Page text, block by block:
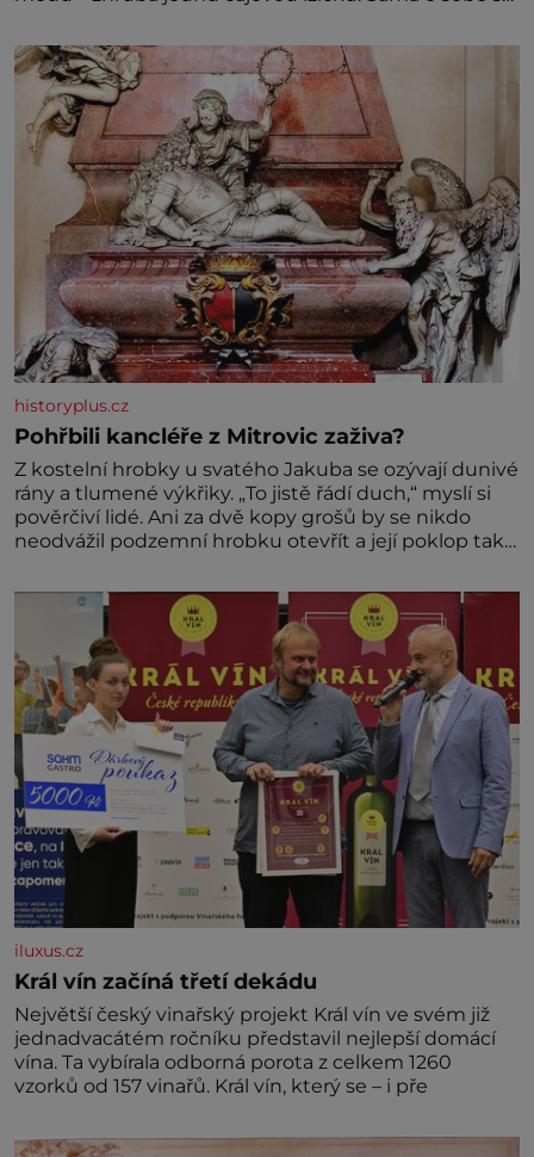
dalšími desítkami tisíc příslušnic svého včelstva,
vznikne jeden z nejdokonalejších organismů
historyplus.cz
Pohřbili kancléře z Mitrovic zaživa?
Z kostelní hrobky u svatého Jakuba se ozývají dunivé
rány a tlumené výkřiky. „To jistě řádí duch,“ myslí si
pověrčiví lidé. Ani za dvě kopy grošů by se nikdo
neodvážil podzemní hrobku otevřít a její poklop tak
divné burácení skutečně ustane. Když o mnoho let
později hrobku
iluxus.cz
Král vín začíná třetí dekádu
Největší český vinařský projekt Král vín ve svém již
jednadvacátém ročníku představil nejlepší domácí
vína. Ta vybírala odborná porota z celkem 1260
vzorků od 157 vinařů. Král vín, který se – i pře